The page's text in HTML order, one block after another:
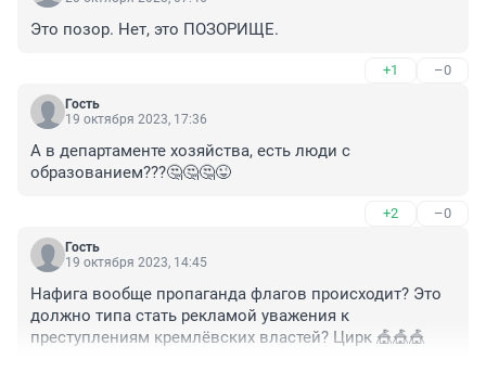
Это позор. Нет, это ПОЗОРИЩЕ.
+1 –0
Гость
19 октября 2023, 17:36
А в департаменте хозяйства, есть люди с
образованием???🤔🤔🤔😜
+2 –0
Гость
19 октября 2023, 14:45
Нафига вообще пропаганда флагов происходит? Это
должно типа стать рекламой уважения к
преступлениям кремлёвских властей? Цирк 🎪🎪🎪